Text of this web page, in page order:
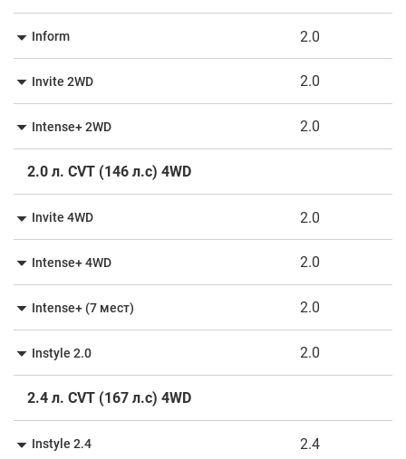
Inform 2.0
Invite 2WD 2.0
Intense+ 2WD 2.0
2.0 л. CVT (146 л.с) 4WD
Invite 4WD 2.0
Intense+ 4WD 2.0
Intense+ (7 мест) 2.0
Instyle 2.0 2.0
2.4 л. CVT (167 л.с) 4WD
Instyle 2.4 2.4